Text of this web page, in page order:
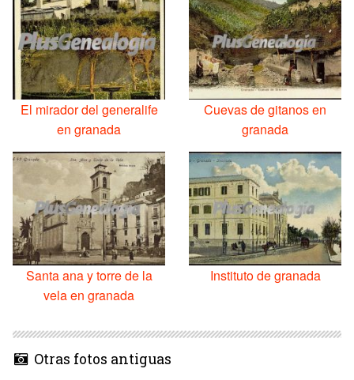
El mirador del generalife
en granada
Cuevas de gitanos en
granada
Santa ana y torre de la
vela en granada
Instituto de granada
Otras fotos antiguas